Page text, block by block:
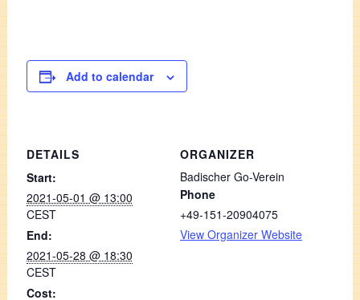
Add to calendar
DETAILS
Start:
2021-05-01 @ 13:00
CEST
End:
2021-05-28 @ 18:30
CEST
Cost:
ORGANIZER
Badischer Go-Verein
Phone
+49-151-20904075
View Organizer Website